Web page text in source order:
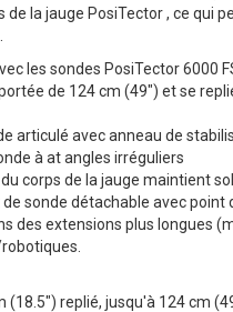
de la jauge PosiTector , ce qui
les sondes PosiTector 6000
de 124 cm (49") et se
articulé avec anneau de
à at angles irréguliers
du corps de la jauge maintient
de sonde détachable avec
des extensions plus longues
(18.5") replié, jusqu'à 124 cm